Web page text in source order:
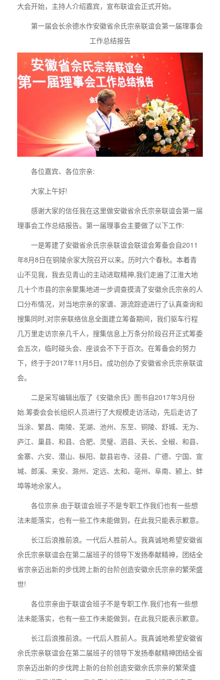
大会开始，主持人介绍嘉宾，宣布联谊会正式开始。
第一届会长佘德水作安徽省佘氏宗亲联谊会第一届理事会
工作总结报告
各位嘉宾、各位宗亲:
大家上午好!
感谢大家的信任我在这里做安徽省佘氏宗亲联谊会第一届
理事会工作总结报告。第一届理事会主要做了以下工作:
一是筹建了安徽省佘氏宗亲联谊会联谊会筹备会自2011
年8月8日在铜陵佘家大院召开以来。历时六个春秋。本着青
山不见我，我去见青山的主动进取精神,我们走遍了江淮大地
几十个市县的宗亲聚集地进一步调查摸清了安徽佘氏宗亲的人
口分布情况，对当地宗亲的家谱、源流踪迹进行了认真查询和
搜集同时,对宗亲联络信息全面建立筹备期间，我们驱车行程
几万里走访宗亲几千人，搜集信息上万条分阶段召开正式筹委
会五次，临时碰头会、座谈会不下于百次。在筹备会的努力
下，终于于2017年11月5日。成功创办了安徽省佘氏宗亲联谊
会。
二是采写编辑出版了《安徽佘氏》图书自2017年3月份
始.筹委会会长组织人员进行了大规模走访活动，先后走访了
当涂、繁昌、南陵、芜湖、池州、东至、铜陵、舒城、无为、
庐江、巢县、和县、合肥、灵璧、泗县、天长、全椒、和县、
金寨、六安、潜山、枞阳、歙县岩寺、泾县、广德、宁国、宣
堿、郎溪、来安、滁州、定远、太和、亳州、阜南、颍上、蚌
埠等地佘家人。
各位宗亲.由于联谊会班子不是专职工作我们也有一些想
法未能落实，也有一些工作未能做到，在此我只能表示歉意。
长江后浪推前浪。一代后人胜前人。我真诚地希望安徽省
佘氏宗亲联谊会在第二届班子的领导下发扬奉献精神，团结全
省宗亲迈出新的步伐跨上新的台阶创造安徽佘氏宗亲的繁荣盛
世!
各位宗亲由于联谊会班子不是专职工作.我们也有一些想
法未能落实，也有一些工作未能做到，在此我只能表示歉意。
长江后浪推前浪。一代后人胜前人。我真诚地希望安徽省
佘氏宗亲联谊会在第二届班子的领导下发扬奉献精神团结全省
宗亲迈出新的步伐跨上新的台阶创造安徽佘氏宗亲的繁荣盛